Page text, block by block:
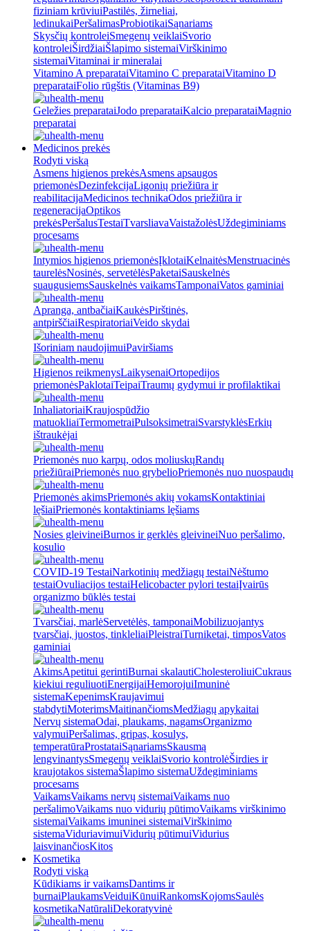
fiziniam krūviuiPastilės, žirneliai,
ledinukaiPeršalimasProbiotikaiSąnariams
Skysčių kontroleiSmegenų veiklaiSvorio
kontroleiŠirdžiaiŠlapimo sistemaiVirškinimo
sistemaiVitaminai ir mineralai
Vitamino A preparataiVitamino C preparataiVitamino D
preparataiFolio rūgštis (Vitaminas B9)
Geležies preparataiJodo preparataiKalcio preparataiMagnio
preparatai
Medicinos prekės
Rodyti viską
Asmens higienos prekėsAsmens apsaugos
priemonėsDezinfekcijaLigonių priežiūra ir
reabilitacijaMedicinos technikaOdos priežiūra ir
regeneracijaOptikos
prekėsPeršalusTestaiTvarsliavaVaistažolėsUždegiminiams
procesams
Intymios higienos priemonėsĮklotaiKelnaitėsMenstruacinės
taurelėsNosinės, servetėlėsPaketaiSauskelnės
suaugusiemsSauskelnės vaikamsTamponaiVatos gaminiai
Apranga, antbačiaiKaukėsPirštinės,
antpirščiaiRespiratoriaiVeido skydai
Išoriniam naudojimuiPaviršiams
Higienos reikmenysLaikysenaiOrtopedijos
priemonėsPaklotaiTeipaiTraumų gydymui ir profilaktikai
InhaliatoriaiKraujospūdžio
matuokliaiTermometraiPulsoksimetraiSvarstyklėsErkių
ištraukėjai
Priemonės nuo karpų, odos moliuskųRandų
priežiūraiPriemonės nuo grybelioPriemonės nuo nuospaudų
Priemonės akimsPriemonės akių vokamsKontaktiniai
lęšiaiPriemonės kontaktiniams lęšiams
Nosies gleivineiBurnos ir gerklės gleivineiNuo peršalimo,
kosulio
COVID-19 TestaiNarkotinių medžiagų testaiNėštumo
testaiOvuliacijos testaiHelicobacter pylori testaiĮvairūs
organizmo būklės testai
Tvarsčiai, marlėServetėlės, tamponaiMobilizuojantys
tvarsčiai, juostos, tinkleliaiPleistraiTurniketai, timposVatos
gaminiai
AkimsApetitui gerintiBurnai skalautiCholesteroliuiCukraus
kiekiui reguliuotiEnergijaiHemorojuiImuninė
sistemaKepenimsKraujavimui
stabdytiMoterimsMaitinančiomsMedžiagų apykaitai
Nervų sistemaOdai, plaukams, nagamsOrganizmo
valymuiPeršalimas, gripas, kosulys,
temperatūraProstataiSąnariamsSkausmą
lengvinantysSmegenų veiklaiSvorio kontrolėŠirdies ir
kraujotakos sistemaŠlapimo sistemaUždegiminiams
procesams
VaikamsVaikams nervų sistemaiVaikams nuo
peršalimoVaikams nuo vidurių pūtimoVaikams virškinimo
sistemaiVaikams imuninei sistemaiVirškinimo
sistemaViduriavimuiVidurių pūtimuiVidurius
laisvinančiosKitos
Kosmetika
Rodyti viską
Kūdikiams ir vaikamsDantims ir
burnaiPlaukamsVeiduiKūnuiRankomsKojomsSaulės
kosmetikaNatūraliDekoratyvinė